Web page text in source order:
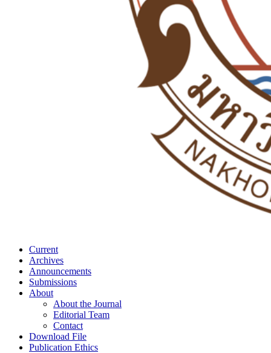
Current
Archives
Announcements
Submissions
About
About the Journal
Editorial Team
Contact
Download File
Publication Ethics